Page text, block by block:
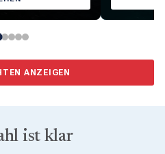
ANZEIGEN
ist klar